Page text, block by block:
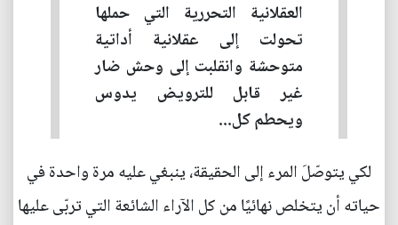
العقلانية التحررية التي حملها
تحولت إلى عقلانية أداتية
متوحشة وانقلبت إلى وحش ضار
غير قابل للترويض يدوس
ويحطم كل...
لكي يتوصّلَ المرء إلى الحقيقة، ينبغي عليه مرة واحدة في
حياته أن يتخلص نهائيًا من كل الآراء الشائعة التي تربّى عليها